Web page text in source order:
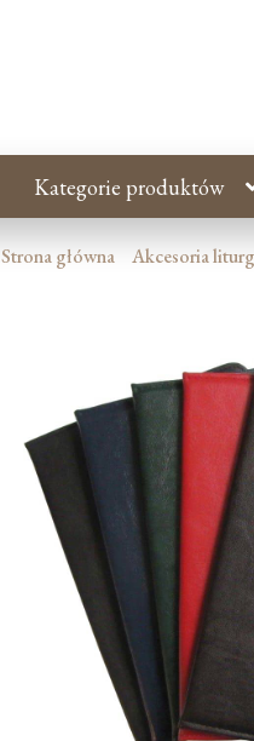
Kategorie produktów
Strona główna Akcesoria